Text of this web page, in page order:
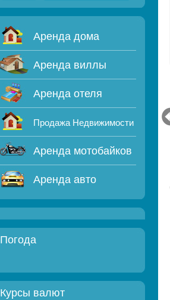
Аренда дома
Аренда виллы
Аренда отеля
Продажа Недвижимости
Аренда мотобайков
Аренда авто
Погода
Курсы валют